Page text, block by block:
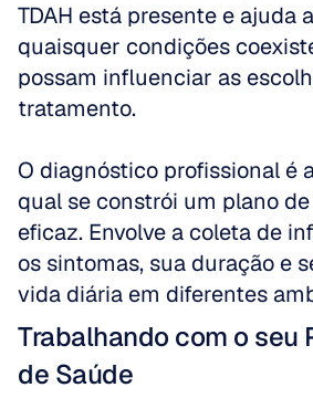
TDAH está presente e ajuda
quaisquer condições
possam influenciar as
tratamento.
O diagnóstico profissional é
qual se constrói um plano
eficaz. Envolve a coleta de
os sintomas, sua duração e
vida diária em diferentes
Trabalhando com o seu
de Saúde